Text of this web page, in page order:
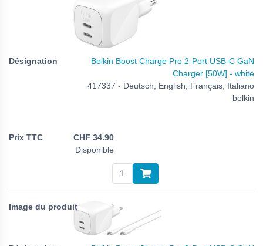
Belkin Boost Charge Pro 2-Port USB-C GaN
Charger [50W] - white
417337 - Deutsch, English, Français, Italiano
belkin
CHF 34.90
Disponible